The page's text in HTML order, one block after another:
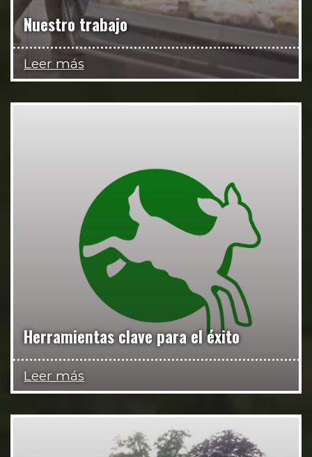
Nuestro trabajo
Leer más
Herramientas clave para el éxito
Leer más